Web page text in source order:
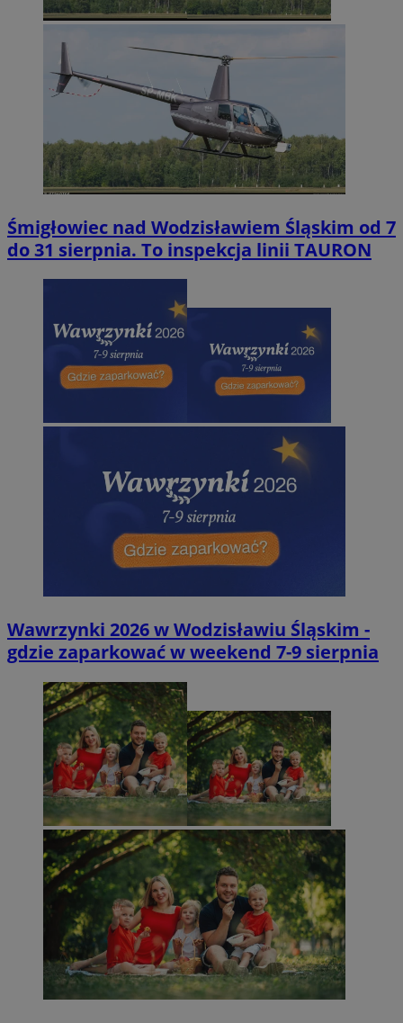
Śmigłowiec nad Wodzisławiem Śląskim od 7
do 31 sierpnia. To inspekcja linii TAURON
Wawrzynki 2026 w Wodzisławiu Śląskim -
gdzie zaparkować w weekend 7-9 sierpnia